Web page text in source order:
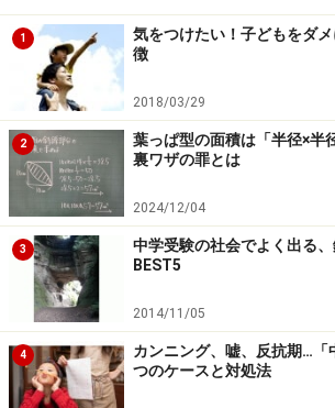
1
気をつけたい！子どもをダ
徴
2018/03/29
2
葉っぱ型の面積は「半径×半
裏ワザの罪とは
2024/12/04
3
中学受験の社会でよく出る
BEST5
2014/11/05
4
カンニング、嘘、反抗期…「
つのケースと対処法